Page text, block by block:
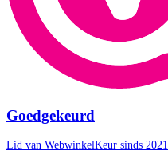
Goedgekeurd
Lid van WebwinkelKeur sinds 2021